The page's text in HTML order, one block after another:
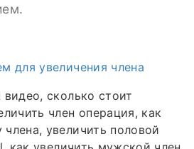
для увеличения члена
видео, сколько стоит
член операция, как
увеличить половой